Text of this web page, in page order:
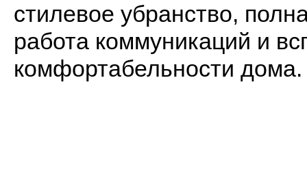
стилевое убранство,
работа коммуникаций и
комфортабельности дома.